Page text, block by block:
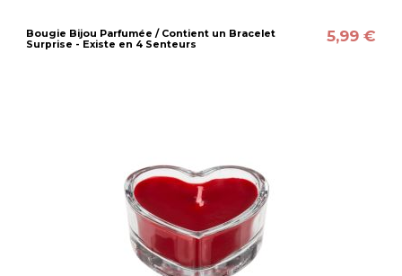
Bougie Bijou Parfumée / Contient un Bracelet
Surprise - Existe en 4 Senteurs
5,99 €